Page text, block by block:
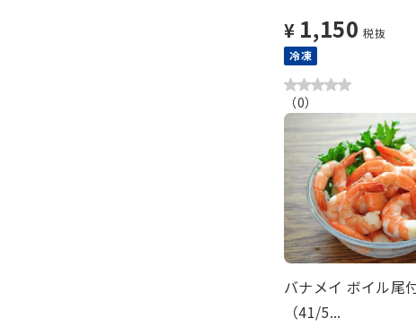
¥ 1,150 税抜
冷凍
（0）
バナメイ ボイル尾
（41/5...